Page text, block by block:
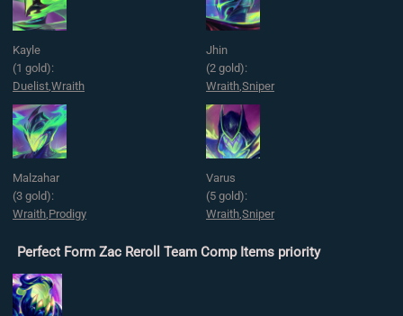
Kayle
(1 gold):
Duelist,Wraith
Jhin
(2 gold):
Wraith,Sniper
Malzahar
(3 gold):
Wraith,Prodigy
Varus
(5 gold):
Wraith,Sniper
Perfect Form Zac Reroll Team Comp Items priority